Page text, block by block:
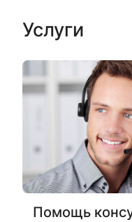
Услуги
Помощь